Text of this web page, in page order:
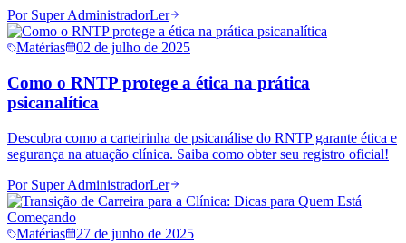
Por Super AdministradorLer
Matérias 02 de julho de 2025
Como o RNTP protege a ética na prática
psicanalítica
Descubra como a carteirinha de psicanálise do RNTP garante ética e
segurança na atuação clínica. Saiba como obter seu registro oficial!
Por Super AdministradorLer
Matérias 27 de junho de 2025